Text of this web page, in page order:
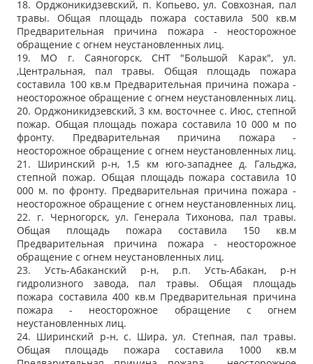
18. Орджоникидзевский, п. Копьево, ул. Совхозная, пал
травы. Общая площадь пожара составила 500 кв.м
Предварительная причина пожара - неосторожное
обращение с огнем неустановленных лиц.
19. МО г. Саяногорск, СНТ "Большой Карак", ул.
,Центральная, пал травы. Общая площадь пожара
составила 100 кв.м Предварительная причина пожара -
неосторожное обращение с огнем неустановленных лиц.
20. Орджоникидзевский, 3 км. восточнее с. Июс, степной
пожар. Общая площадь пожара составила 10 000 м по
фронту. Предварительная причина пожара -
неосторожное обращение с огнем неустановленных лиц.
21. Ширинский р-н, 1,5 км юго-западнее д. Гальджа,
степной пожар. Общая площадь пожара составила 10
000 м. по фронту. Предварительная причина пожара -
неосторожное обращение с огнем неустановленных лиц.
22. г. Черногорск, ул. Генерала Тихонова, пал травы.
Общая площадь пожара составила 150 кв.м
Предварительная причина пожара - неосторожное
обращение с огнем неустановленных лиц.
23. Усть-Абаканский р-н, р.п. Усть-Абакан, р-н
гидролизного завода, пал травы. Общая площадь
пожара составила 400 кв.м Предварительная причина
пожара - неосторожное обращение с огнем
неустановленных лиц.
24. Ширинский р-н, с. Шира, ул. Степная, пал травы.
Общая площадь пожара составила 1000 кв.м